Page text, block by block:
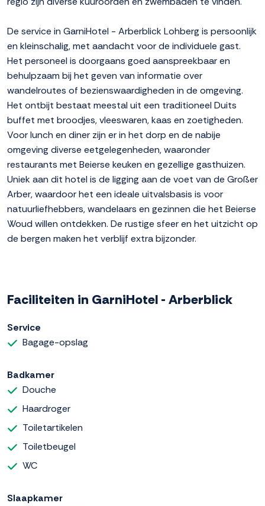
De service in GarniHotel - Arberblick Lohberg is persoonlijk
en kleinschalig, met aandacht voor de individuele gast.
Het personeel is doorgaans goed aanspreekbaar en
behulpzaam bij het geven van informatie over
wandelroutes of bezienswaardigheden in de omgeving.
Het ontbijt bestaat meestal uit een traditioneel Duits
buffet met broodjes, vleeswaren, kaas en zoetigheden.
Voor lunch en diner zijn er in het dorp en de nabije
omgeving diverse eetgelegenheden, waaronder
restaurants met Beierse keuken en gezellige gasthuizen.
Uniek aan dit hotel is de ligging aan de voet van de Großer
Arber, waardoor het een ideale uitvalsbasis is voor
natuurliefhebbers, wandelaars en gezinnen die het Beierse
Woud willen ontdekken. De rustige sfeer en het uitzicht op
de bergen maken het verblijf extra bijzonder.
Faciliteiten in GarniHotel - Arberblick
Service
Bagage-opslag
Badkamer
Douche
Haardroger
Toiletartikelen
Toiletbeugel
WC
Slaapkamer